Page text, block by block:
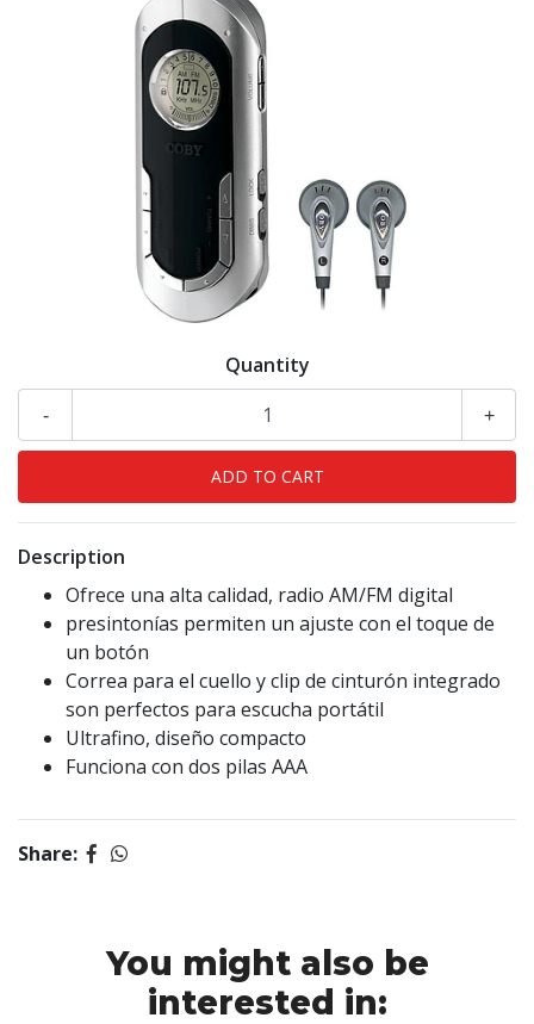
Quantity
+
-
Description
Ofrece una alta calidad, radio AM/FM digital
presintonías permiten un ajuste con el toque de
un botón
Correa para el cuello y clip de cinturón integrado
son perfectos para escucha portátil
Ultrafino, diseño compacto
Funciona con dos pilas AAA
Share:
You might also be
interested in: